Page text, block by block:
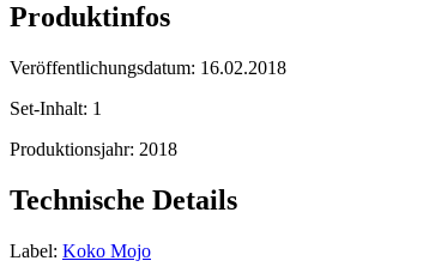
Produktinfos
Veröffentlichungsdatum: 16.02.2018
Set-Inhalt: 1
Produktionsjahr: 2018
Technische Details
Label: Koko Mojo